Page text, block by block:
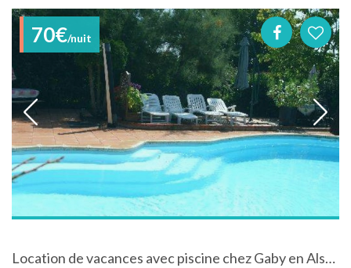
70€/nuit
Location de vacances avec piscine chez Gaby en Alsace